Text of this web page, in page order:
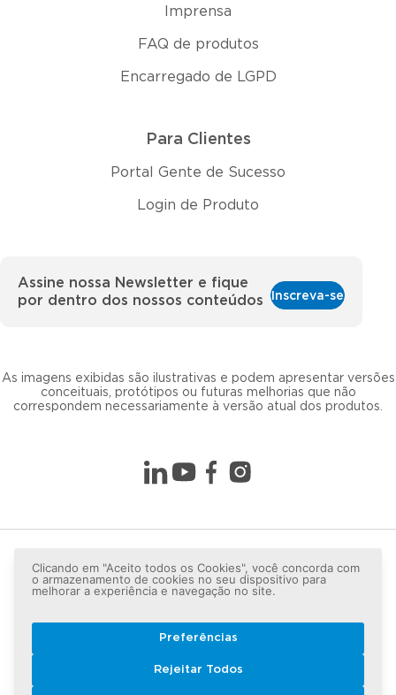
Imprensa
FAQ de produtos
Encarregado de LGPD
Para Clientes
Portal Gente de Sucesso
Login de Produto
As imagens exibidas são ilustrativas e podem apresentar versões
conceituais, protótipos ou futuras melhorias que não
correspondem necessariamente à versão atual dos produtos.
Assine nossa Newsletter e fique
por dentro dos nossos conteúdos
Inscreva-se
Copyright © 2026 LG lugar de gente - Todos os direitos
reservados.
Clicando em "Aceito todos os Cookies", você concorda com
o armazenamento de cookies no seu dispositivo para
melhorar a experiência e navegação no site.
Preferências
Rejeitar Todos